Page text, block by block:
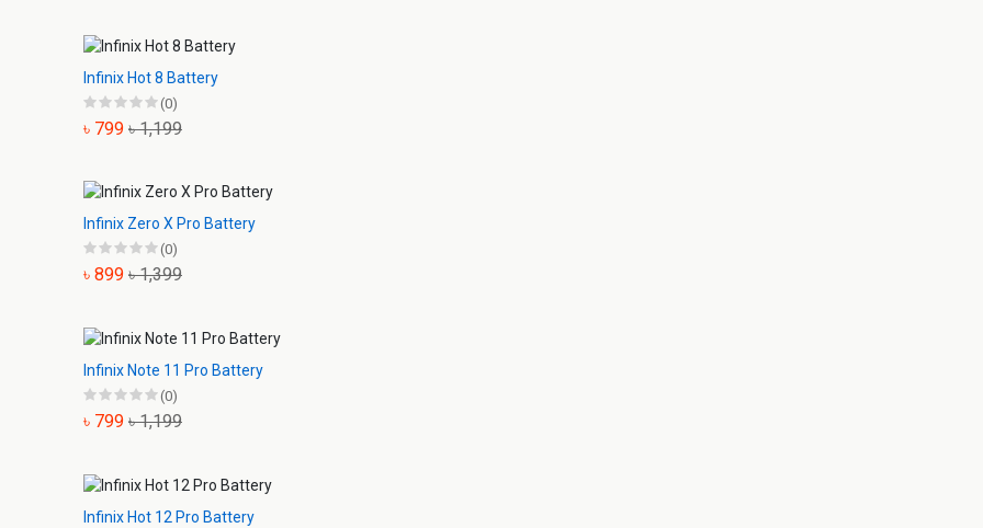
Infinix Hot 8 Battery
(0)
৳ 799 ৳ 1,199
Infinix Zero X Pro Battery
(0)
৳ 899 ৳ 1,399
Infinix Note 11 Pro Battery
(0)
৳ 799 ৳ 1,199
Infinix Hot 12 Pro Battery